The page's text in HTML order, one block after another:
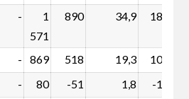
-
1
571
890 34,9 18,7
- 869 518 19,3 10,9
- 80 -51 1,8 -1,3